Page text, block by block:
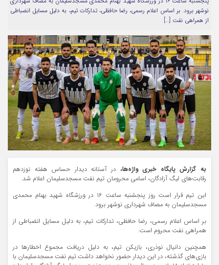
نوشهر برود. بر اساس اعلام رسمی، رضا حافظی، تدارکات تیم، به دلیل مسایل انضباطی
از همراهی نفت […]
به گزارش پایگاه خبری واژه‌ها، در آستانه دیدار حساس هفته نوزدهم
رقابت‌های لیگ آزادگان، اسامی محرومان تیم نفت مسجدسلیمان اعلام شد.
این تیم قرار است روز پنجشنبه ساعت ۱۶ در ورزشگاه شهید بهنام محمدی
مسجدسلیمان به مصاف شهرداری نوشهر برود.
بر اساس اعلام رسمی، رضا حافظی، تدارکات تیم، به دلیل مسایل انضباطی از
همراهی نفت محروم است.
همچنین دانیال نوذری، بازیکن تیم، به دلیل دریافت مجموع اخطارها در
بازی‌های گذشته، در این دیدار حضور نخواهد داشت.تیم نفت مسجدسلیمان با